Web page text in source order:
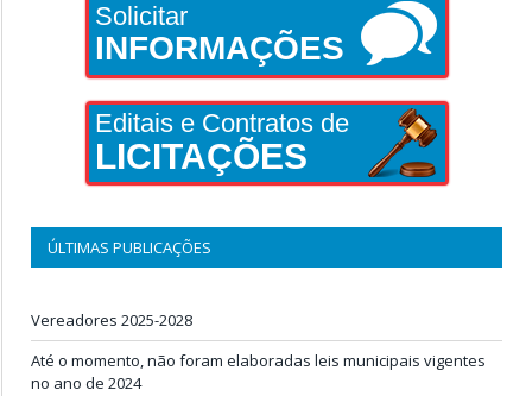
Solicitar
INFORMAÇÕES
Editais e Contratos de
LICITAÇÕES
ÚLTIMAS PUBLICAÇÕES
Vereadores 2025-2028
Até o momento, não foram elaboradas leis municipais vigentes
no ano de 2024